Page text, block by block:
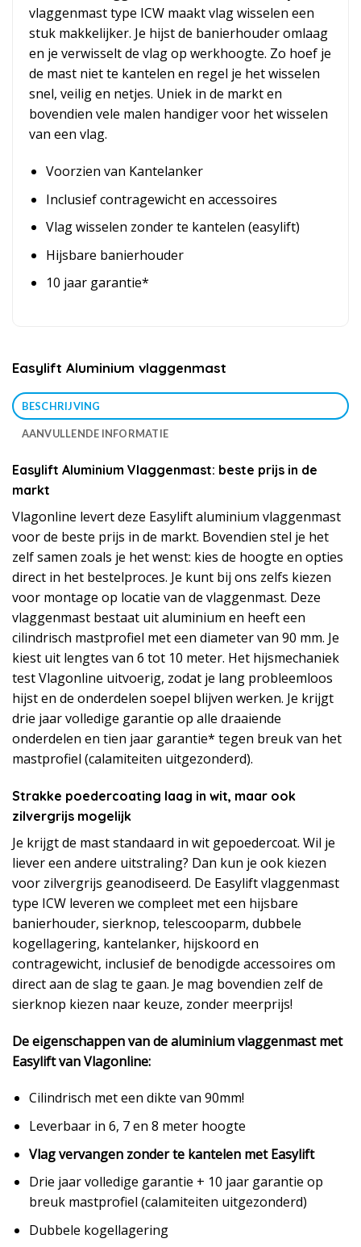
vlaggenmast type ICW maakt vlag wisselen een
stuk makkelijker. Je hijst de banierhouder omlaag
en je verwisselt de vlag op werkhoogte. Zo hoef je
de mast niet te kantelen en regel je het wisselen
snel, veilig en netjes. Uniek in de markt en
bovendien vele malen handiger voor het wisselen
van een vlag.
Voorzien van Kantelanker
Inclusief contragewicht en accessoires
Vlag wisselen zonder te kantelen (easylift)
Hijsbare banierhouder
10 jaar garantie*
Easylift Aluminium vlaggenmast
BESCHRIJVING
AANVULLENDE INFORMATIE
Easylift Aluminium Vlaggenmast: beste prijs in de
markt
Vlagonline levert deze Easylift aluminium vlaggenmast
voor de beste prijs in de markt. Bovendien stel je het
zelf samen zoals je het wenst: kies de hoogte en opties
direct in het bestelproces. Je kunt bij ons zelfs kiezen
voor montage op locatie van de vlaggenmast. Deze
vlaggenmast bestaat uit aluminium en heeft een
cilindrisch mastprofiel met een diameter van 90 mm. Je
kiest uit lengtes van 6 tot 10 meter. Het hijsmechaniek
test Vlagonline uitvoerig, zodat je lang probleemloos
hijst en de onderdelen soepel blijven werken. Je krijgt
drie jaar volledige garantie op alle draaiende
onderdelen en tien jaar garantie* tegen breuk van het
mastprofiel (calamiteiten uitgezonderd).
Strakke poedercoating laag in wit, maar ook
zilvergrijs mogelijk
Je krijgt de mast standaard in wit gepoedercoat. Wil je
liever een andere uitstraling? Dan kun je ook kiezen
voor zilvergrijs geanodiseerd. De Easylift vlaggenmast
type ICW leveren we compleet met een hijsbare
banierhouder, sierknop, telescooparm, dubbele
kogellagering, kantelanker, hijskoord en
contragewicht, inclusief de benodigde accessoires om
direct aan de slag te gaan. Je mag bovendien zelf de
sierknop kiezen naar keuze, zonder meerprijs!
De eigenschappen van de aluminium vlaggenmast met
Easylift van Vlagonline:
Cilindrisch met een dikte van 90mm!
Leverbaar in 6, 7 en 8 meter hoogte
Vlag vervangen zonder te kantelen met Easylift
Drie jaar volledige garantie + 10 jaar garantie op
breuk mastprofiel (calamiteiten uitgezonderd)
Dubbele kogellagering